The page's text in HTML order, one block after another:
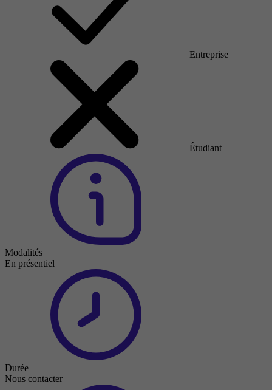
Entreprise
Étudiant
Modalités
En présentiel
Durée
Nous contacter